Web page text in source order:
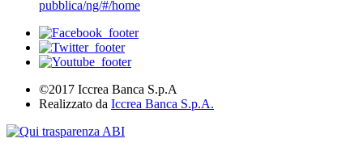
pubblica/ng/#/home
©2017 Iccrea Banca S.p.A
Realizzato da Iccrea Banca S.p.A.